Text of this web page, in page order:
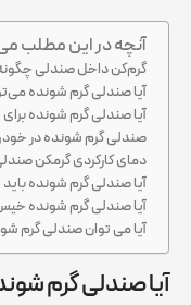
آنچه در این مطلب
گرم‌کن داخل صندلی
آیا صندلی گرم شونده
آیا صندلی گرم شونده
صندلی گرم شونده در
دمای کارکردی گرمکن
آیا صندلی گرم شونده
آیا صندلی گرم شونده
آیا می توان صندلی گرم
آیا صندلی گرم